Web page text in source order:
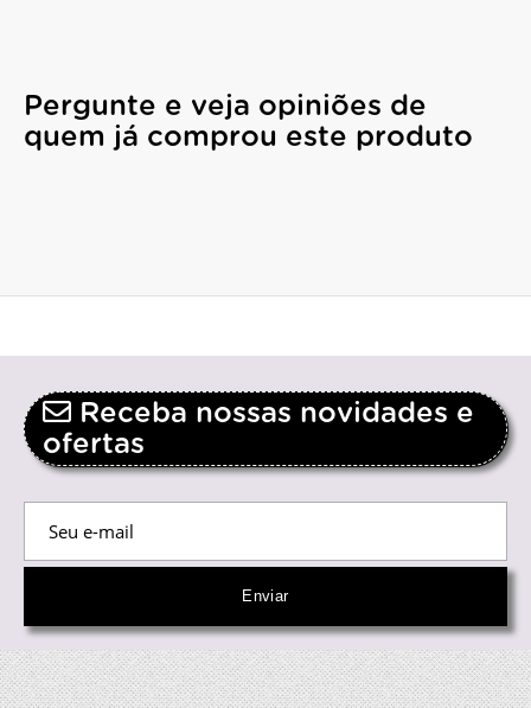
Pergunte e veja opiniões de
quem já comprou este produto
Receba nossas novidades e
ofertas